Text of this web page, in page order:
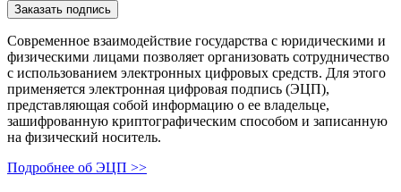
Заказать подпись
Современное взаимодействие государства с юридическими и
физическими лицами позволяет организовать сотрудничество
с использованием электронных цифровых средств. Для этого
применяется электронная цифровая подпись (ЭЦП),
представляющая собой информацию о ее владельце,
зашифрованную криптографическим способом и записанную
на физический носитель.
Подробнее об ЭЦП >>